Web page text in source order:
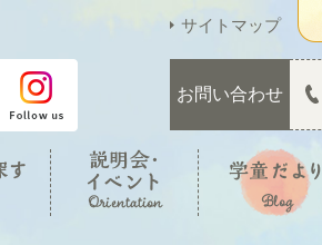
サイトマップ
お問い合わせ